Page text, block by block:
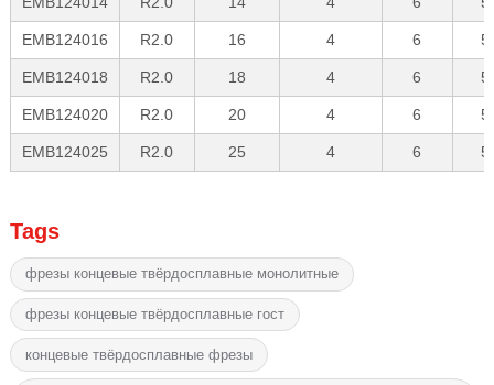
EMB124016 R2.0 16 4 6
EMB124018 R2.0 18 4 6
EMB124020 R2.0 20 4 6
EMB124025 R2.0 25 4 6
Tags
фрезы концевые твёрдосплавные монолитные
фрезы концевые твёрдосплавные гост
концевые твёрдосплавные фрезы